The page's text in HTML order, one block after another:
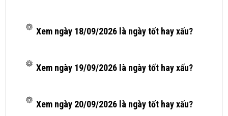
Xem ngày 18/09/2026 là ngày tốt hay xấu?
Xem ngày 19/09/2026 là ngày tốt hay xấu?
Xem ngày 20/09/2026 là ngày tốt hay xấu?